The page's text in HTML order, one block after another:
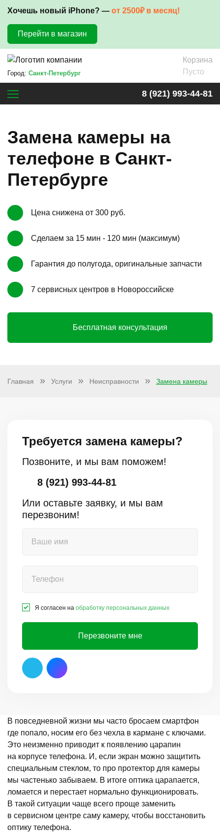
Хочешь новый iPhone? — от 2500₽ в месяц!
Перейти в магазин
Город: Санкт-Петербург
Корзина
Пусто
8 (921) 993-44-81
Замена камеры на
телефоне в Санкт-
Петербурге
Цена снижена от 300 руб.
Сделаем за 15 мин - 120 мин (максимум)
Гарантия до полугода, оригинальные запчасти
7 сервисных центров в Новороссийске
Бесплатная консультация
Главная Услуги Неисправности Замена камеры
Требуется замена камеры?
Позвоните, и мы вам поможем!
8 (921) 993-44-81
Или оставьте заявку, и мы вам
перезвоним!
Я согласен на обработку персональных данных
Перезвоните мне
В повседневной жизни мы часто бросаем смартфон
где попало, носим его без чехла в кармане с ключами.
Это неизменно приводит к появлению царапин
на корпусе телефона. И, если экран можно защитить
специальным стеклом, то про протектор для камеры
мы частенько забываем. В итоге оптика царапается,
ломается и перестает нормально функционировать.
В такой ситуации чаще всего проще заменить
в сервисном центре саму камеру, чтобы восстановить
оптику телефона.